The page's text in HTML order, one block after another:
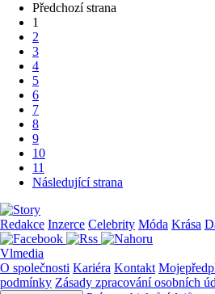
Předchozí strana
1
2
3
4
5
6
7
8
9
10
11
Následující strana
Redakce Inzerce Celebrity Móda Krása
Vlmedia
O společnosti Kariéra Kontakt
podmínky Zásady zpracování osobních